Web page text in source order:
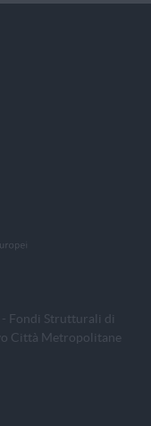
Fondi Strutturali di
Città Metropolitane